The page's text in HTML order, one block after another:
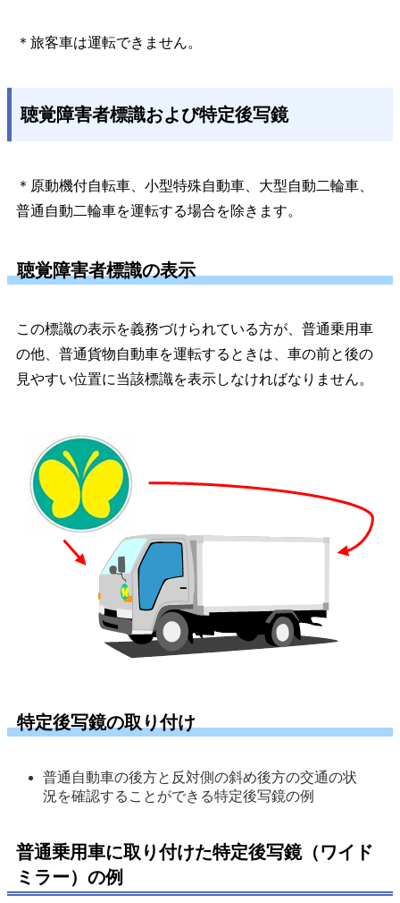
＊旅客車は運転できません。
聴覚障害者標識および特定後写鏡
＊原動機付自転車、小型特殊自動車、大型自動二輪車、
普通自動二輪車を運転する場合を除きます。
聴覚障害者標識の表示
この標識の表示を義務づけられている方が、普通乗用車
の他、普通貨物自動車を運転するときは、車の前と後の
見やすい位置に当該標識を表示しなければなりません。
特定後写鏡の取り付け
普通自動車の後方と反対側の斜め後方の交通の状
況を確認することができる特定後写鏡の例
普通乗用車に取り付けた特定後写鏡（ワイド
ミラー）の例